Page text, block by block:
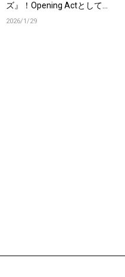
ズ』！Opening Actとして
OrJourneyも登場！
2026/1/29